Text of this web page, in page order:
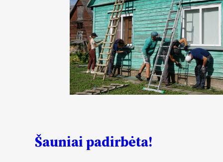
Šauniai padirbėta!